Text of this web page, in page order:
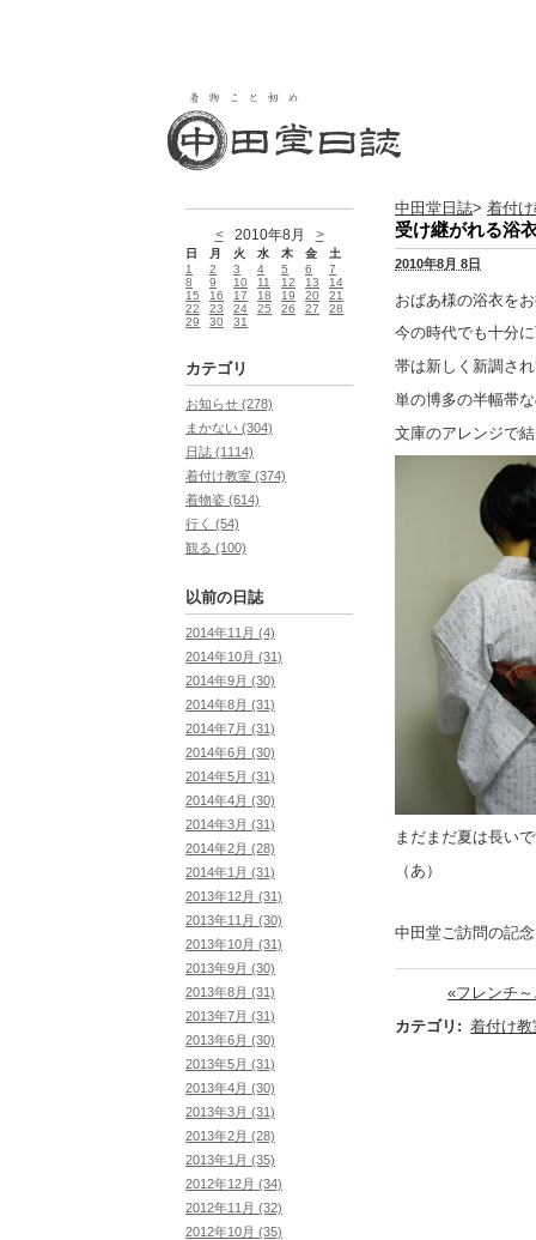
中田堂日誌> 着付
受け継がれる浴
2010年8月 8日
おばあ様の浴衣を
今の時代でも十分
帯は新しく新調さ
単の博多の半幅帯
文庫のアレンジで
まだまだ夏は長い
（あ）
中田堂ご訪問の記
«フレンチ～
カテゴリ : 着付け教
<2010年8月 >
日 月 火 水 木 金
土
1
2 3 4 5 6
7
8
9 10 11 12 13
14
15
16 17 18 19 20
21
22
23 24 25 26 27
28
29
30 31
カテゴリ
お知らせ (278)
まかない (304)
日誌 (1114)
着付け教室 (374)
着物姿 (614)
行く (54)
観る (100)
以前の日誌
2014年11月 (4)
2014年10月 (31)
2014年9月 (30)
2014年8月 (31)
2014年7月 (31)
2014年6月 (30)
2014年5月 (31)
2014年4月 (30)
2014年3月 (31)
2014年2月 (28)
2014年1月 (31)
2013年12月 (31)
2013年11月 (30)
2013年10月 (31)
2013年9月 (30)
2013年8月 (31)
2013年7月 (31)
2013年6月 (30)
2013年5月 (31)
2013年4月 (30)
2013年3月 (31)
2013年2月 (28)
2013年1月 (35)
2012年12月 (34)
2012年11月 (32)
2012年10月 (35)